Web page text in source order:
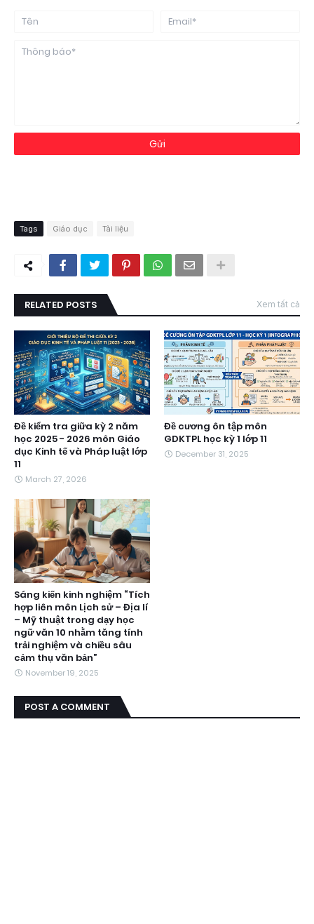
Tags Giáo dục Tài liệu
RELATED POSTS Xem tất cả
Đề kiểm tra giữa kỳ 2 năm
học 2025 - 2026 môn Giáo
dục Kinh tế và Pháp luật lớp
11
March 27, 2026
Đề cương ôn tập môn
GDKTPL học kỳ 1 lớp 11
December 31, 2025
Sáng kiến kinh nghiệm “Tích
hợp liên môn Lịch sử – Địa lí
– Mỹ thuật trong dạy học
ngữ văn 10 nhằm tăng tính
trải nghiệm và chiều sâu
cảm thụ văn bản”
November 19, 2025
POST A COMMENT